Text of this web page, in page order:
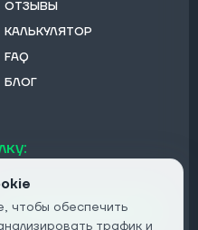
ОТЗЫВЫ
КАЛЬКУЛЯТОР
FAQ
БЛОГ
Подписаться
чтобы обеспечить
трафик и